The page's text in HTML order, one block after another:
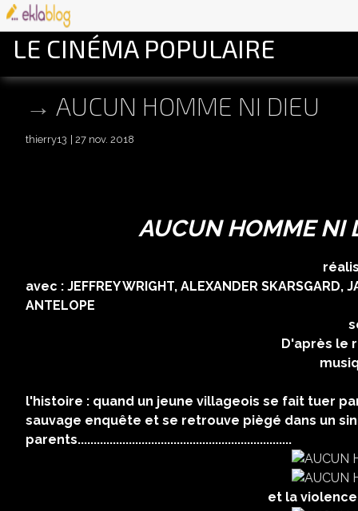
LE CINÉMA POPULAIRE
AUCUN HOMME NI DIEU
thierry13 27 nov. 2018
AUCUN HOMME NI
réalisé par JEREMY
avec : JEFFREY WRIGHT, ALEXANDER SKARSGARD,
ANTELOPE
scénario :
D'après le roman eponyme
musique : BROOKE et
l'histoire : quand un jeune villageois se fait tuer
sauvage enquête et se retrouve piègé dans un
parents...................................................................
et la violence